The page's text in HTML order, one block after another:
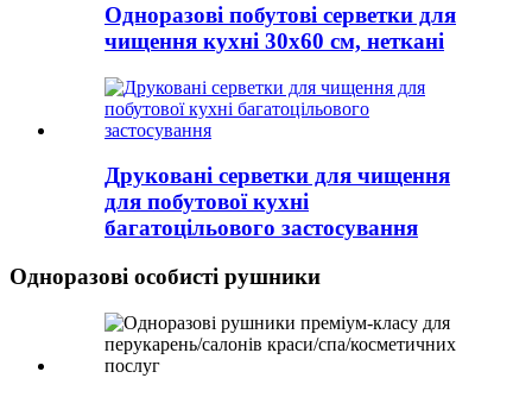
Одноразові побутові серветки для
чищення кухні 30x60 см, неткані
Друковані серветки для чищення
для побутової кухні
багатоцільового застосування
Одноразові особисті рушники